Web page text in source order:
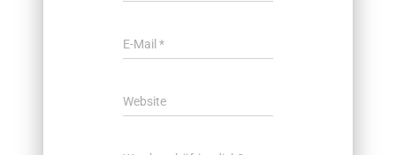
E-Mail*
Website